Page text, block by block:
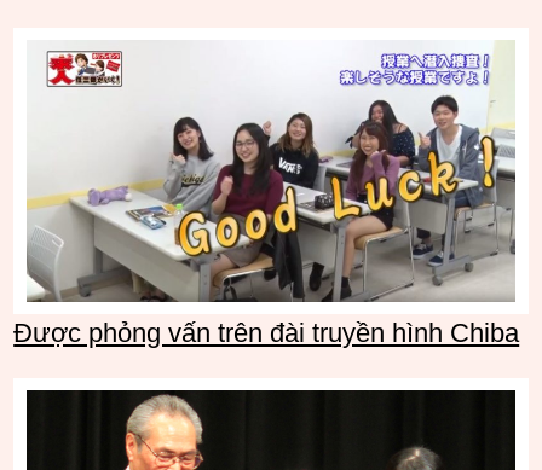
Được phỏng vấn trên đài truyền hình Chiba